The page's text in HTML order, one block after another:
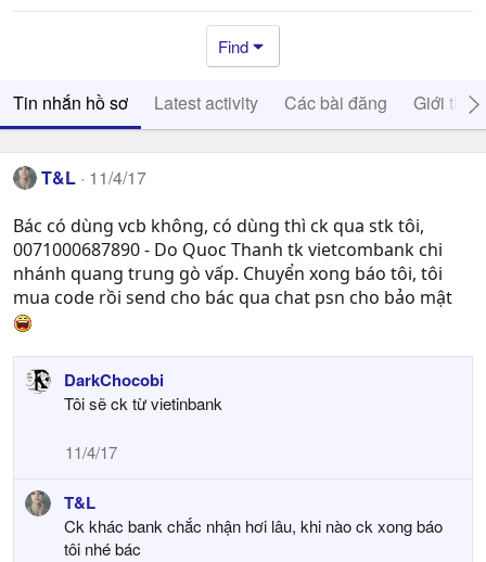
Find
Tin nhắn hồ sơ Latest activity Các bài đăng Giới thiệu
T&L 11/4/17
Bác có dùng vcb không, có dùng thì ck qua stk tôi,
0071000687890 - Do Quoc Thanh tk vietcombank chi
nhánh quang trung gò vấp. Chuyển xong báo tôi, tôi
mua code rồi send cho bác qua chat psn cho bảo mật
DarkChocobi
Tôi sẽ ck từ vietinbank
11/4/17
T&L
Ck khác bank chắc nhận hơi lâu, khi nào ck xong báo
tôi nhé bác